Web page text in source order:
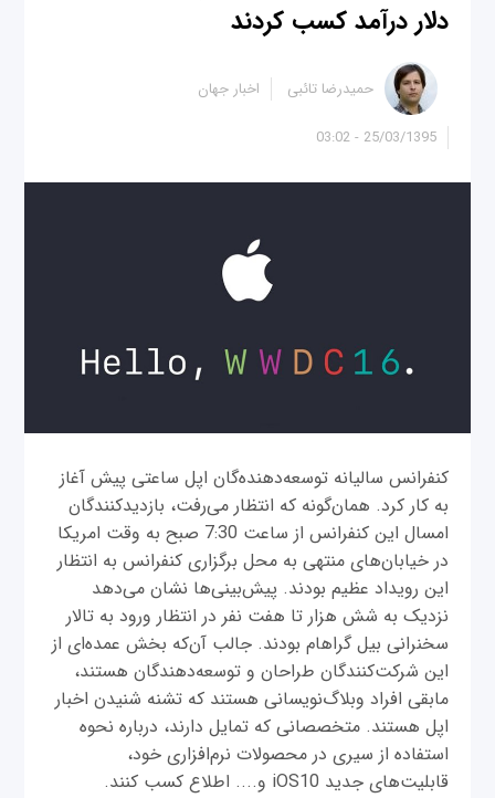
دلار درآمد کسب کردند
25/03/1395 - 03:02
حمیدرضا تائبی اخبار جهان
کنفرانس سالیانه توسعه‌دهنده‌گان اپل ساعتی پیش آغاز
به کار کرد. همان‌گونه که انتظار می‌رفت، بازدیدکنندگان
امسال این کنفرانس از ساعت 7:30 صبح به وقت امریکا
در خیابان‌های منتهی به محل برگزاری کنفرانس به انتظار
این رویداد عظیم بودند. پیش‌بینی‌ها نشان می‌دهد
نزدیک به شش هزار تا هفت نفر در انتظار ورود به تالار
سخنرانی بیل گراهام بودند. جالب آن‌که بخش عمده‌ای از
این شرکت‌کنندگان طراحان و توسعه‌دهندگان هستند،
مابقی افراد وبلاگ‌نویسانی هستند که تشنه شنیدن اخبار
اپل هستند. متخصصانی که تمایل دارند، درباره نحوه
استفاده از سیری در محصولات نرم‌افزاری خود،
قابلیت‌های جدید iOS10 و.... اطلاع کسب کنند.